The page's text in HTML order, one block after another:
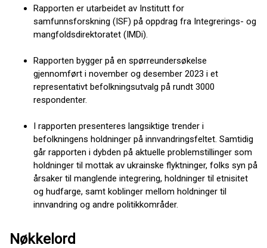
Rapporten er utarbeidet av Institutt for
samfunnsforskning (ISF) på oppdrag fra Integrerings- og
mangfoldsdirektoratet (IMDi).
Rapporten bygger på en spørreundersøkelse
gjennomført i november og desember 2023 i et
representativt befolkningsutvalg på rundt 3000
respondenter.
I rapporten presenteres langsiktige trender i
befolkningens holdninger på innvandringsfeltet. Samtidig
går rapporten i dybden på aktuelle problemstillinger som
holdninger til mottak av ukrainske flyktninger, folks syn på
årsaker til manglende integrering, holdninger til etnisitet
og hudfarge, samt koblinger mellom holdninger til
innvandring og andre politikkområder.
Nøkkelord